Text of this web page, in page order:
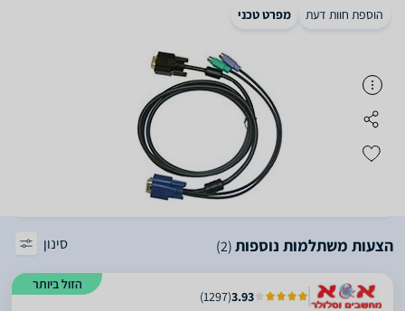
הוספת חוות דעת מפרט טכני
הצעות משתלמות נוספות(2) סינון
הזול ביותר
3.93
(
1297
)